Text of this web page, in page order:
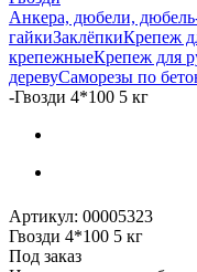
Анкера, дюбели,
гайкиЗаклёпкиКрепеж
крепежныеКрепеж для
деревуСаморезы по
-Гвозди 4*100 5 кг
Артикул: 00005323
Гвозди 4*100 5 кг
Под заказ